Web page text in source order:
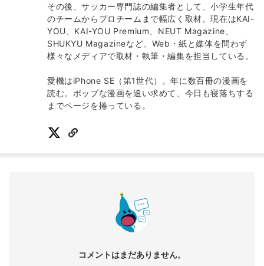
その後、サッカー専門誌の編集者として、小学生年代
のチームからプロチームまで幅広く取材。現在はKAI-
YOU、KAI-YOU Premium、NEUT Magazine、
SHUKYU Magazineなど、Web・紙と媒体を問わず
様々なメディアで取材・執筆・編集を担当している。
愛機はiPhone SE（第1世代）。年に数百冊の漫画を
読む。ポップな漫画を追い求めて、今日も寝落ちする
までページを捲っている。
コメントはまだありません。